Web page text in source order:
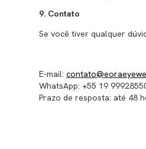
9. Contato
Se você tiver qualquer
E-mail:
WhatsApp: +55 19
Prazo de resposta: até 48